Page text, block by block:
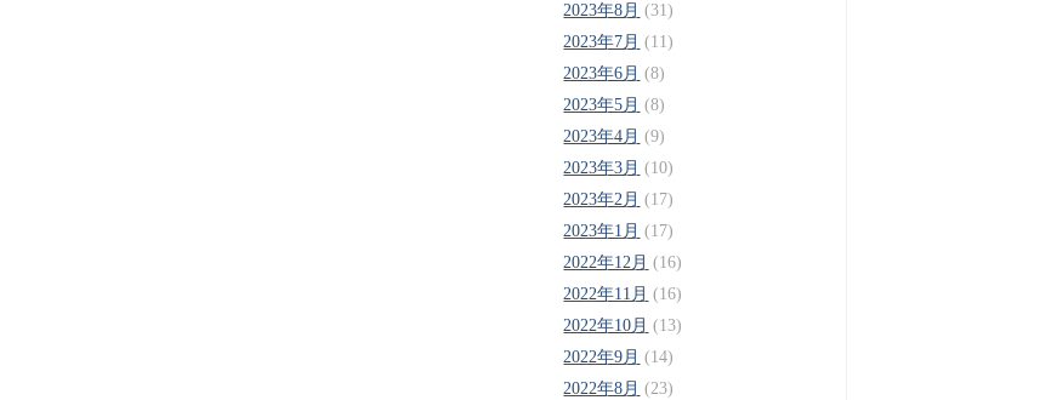
2023年8月 (31)
2023年7月 (11)
2023年6月 (8)
2023年5月 (8)
2023年4月 (9)
2023年3月 (10)
2023年2月 (17)
2023年1月 (17)
2022年12月 (16)
2022年11月 (16)
2022年10月 (13)
2022年9月 (14)
2022年8月 (23)